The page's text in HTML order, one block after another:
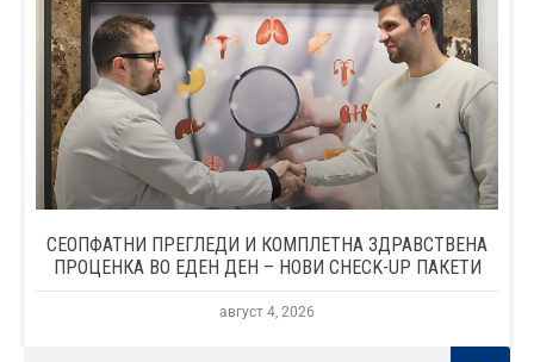
СЕОПФАТНИ ПРЕГЛЕДИ И КОМПЛЕТНА ЗДРАВСТВЕНА
ПРОЦЕНКА ВО ЕДЕН ДЕН – НОВИ CHECK-UP ПАКЕТИ
август 4, 2026